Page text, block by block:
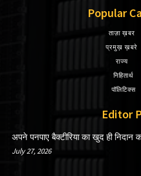
Popular
ताज़ा ख़बर
प्रमुख़ ख़बरे
राज्य
निहितार्थ
पॉलिटिक्स
Editor
अपने पनपाए बैक्टीरिया का खुद ही निदान
July 27, 2026